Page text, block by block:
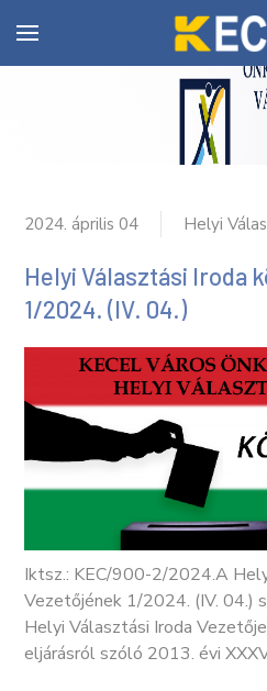
2024. április 04 Helyi
Helyi Választási Iroda
1/2024. (IV. 04.)
Iktsz.: KEC/900-2/2024.A
Vezetőjének 1/2024. (IV. 04.)
Helyi Választási Iroda
eljárásról szóló 2013. évi